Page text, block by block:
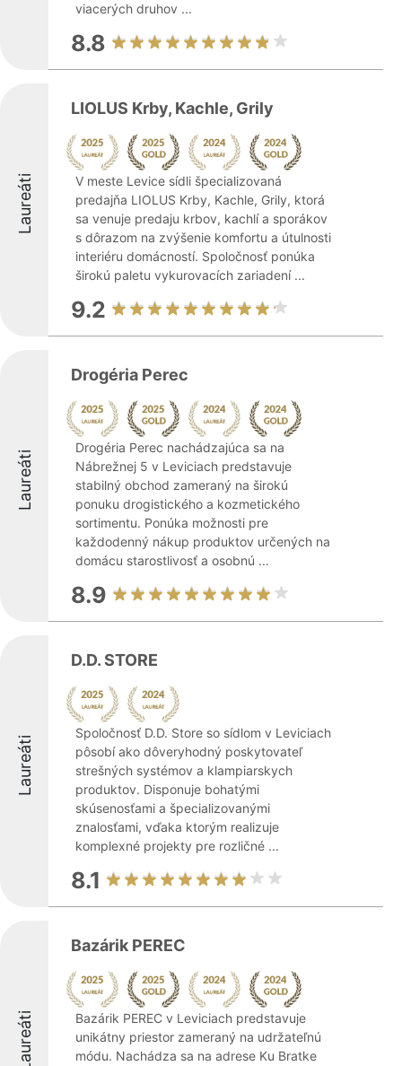
viacerých druhov ...
8.8
Laureáti
LIOLUS Krby, Kachle, Grily
V meste Levice sídli špecializovaná
predajňa LIOLUS Krby, Kachle, Grily, ktorá
sa venuje predaju krbov, kachlí a sporákov
s dôrazom na zvýšenie komfortu a útulnosti
interiéru domácností. Spoločnosť ponúka
širokú paletu vykurovacích zariadení ...
9.2
Laureáti
Drogéria Perec
Drogéria Perec nachádzajúca sa na
Nábrežnej 5 v Leviciach predstavuje
stabilný obchod zameraný na širokú
ponuku drogistického a kozmetického
sortimentu. Ponúka možnosti pre
každodenný nákup produktov určených na
domácu starostlivosť a osobnú ...
8.9
Laureáti
D.D. STORE
Spoločnosť D.D. Store so sídlom v Leviciach
pôsobí ako dôveryhodný poskytovateľ
strešných systémov a klampiarskych
produktov. Disponuje bohatými
skúsenosťami a špecializovanými
znalosťami, vďaka ktorým realizuje
komplexné projekty pre rozličné ...
8.1
Laureáti
Bazárik PEREC
Bazárik PEREC v Leviciach predstavuje
unikátny priestor zameraný na udržateľnú
módu. Nachádza sa na adrese Ku Bratke